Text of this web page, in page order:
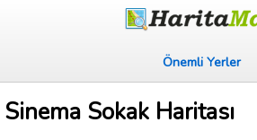
Önemli Yerler
Sinema Sokak Haritası